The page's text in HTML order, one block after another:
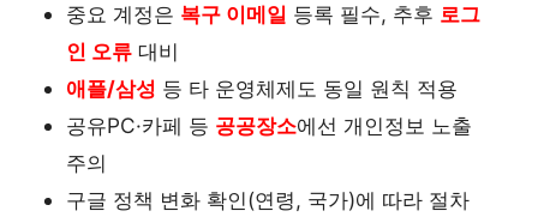
중요 계정은 복구 이메일 등록 필수, 추후 로그
인 오류 대비
애플/삼성 등 타 운영체제도 동일 원칙 적용
공유PC·카페 등 공공장소에선 개인정보 노출
주의
구글 정책 변화 확인(연령, 국가)에 따라 절차